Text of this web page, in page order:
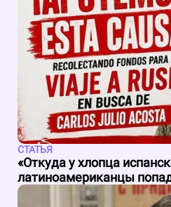
СТАТЬЯ
«Откуда у хлопца
латиноамериканцы